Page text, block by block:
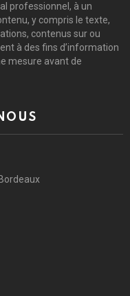
professionnel, à un
y compris le texte,
contenus sur ou
à des fins d’information
mesure avant de